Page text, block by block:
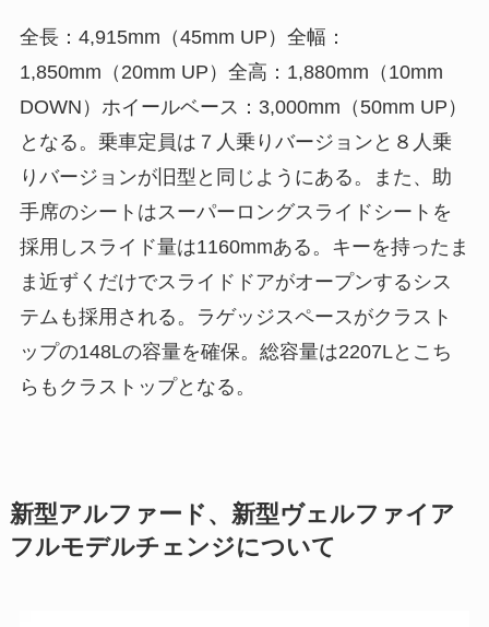
全長：4,915mm（45mm UP）全幅：
1,850mm（20mm UP）全高：1,880mm（10mm
DOWN）ホイールベース：3,000mm（50mm UP）
となる。乗車定員は７人乗りバージョンと８人乗
りバージョンが旧型と同じようにある。また、助
手席のシートはスーパーロングスライドシートを
採用しスライド量は1160mmある。キーを持ったま
ま近ずくだけでスライドドアがオープンするシス
テムも採用される。ラゲッジスペースがクラスト
ップの148Lの容量を確保。総容量は2207Lとこち
らもクラストップとなる。
新型アルファード、新型ヴェルファイア
フルモデルチェンジについて